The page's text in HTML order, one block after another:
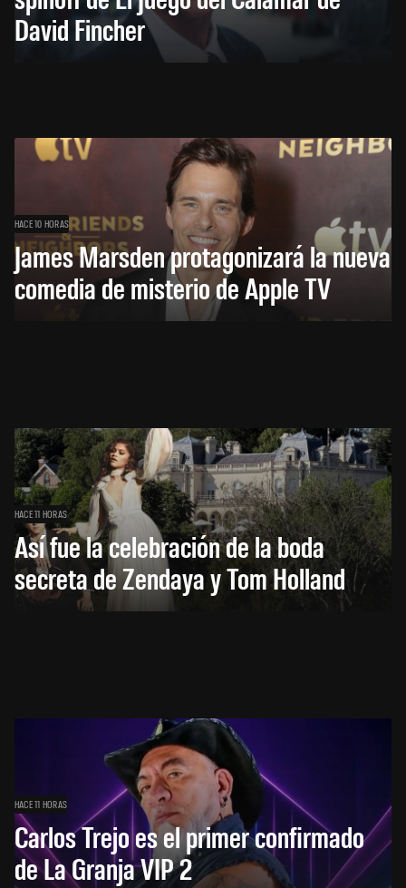
David Fincher
HACE 10 HORAS
James Marsden protagonizará la nueva
comedia de misterio de Apple TV
HACE 11 HORAS
Así fue la celebración de la boda
secreta de Zendaya y Tom Holland
HACE 11 HORAS
Carlos Trejo es el primer confirmado
de La Granja VIP 2